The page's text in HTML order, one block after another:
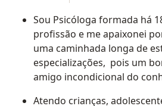
Sou Psicóloga formada há
profissão e me apaixonei
uma caminhada longa de
especializações, pois um
amigo incondicional do
Atendo crianças,